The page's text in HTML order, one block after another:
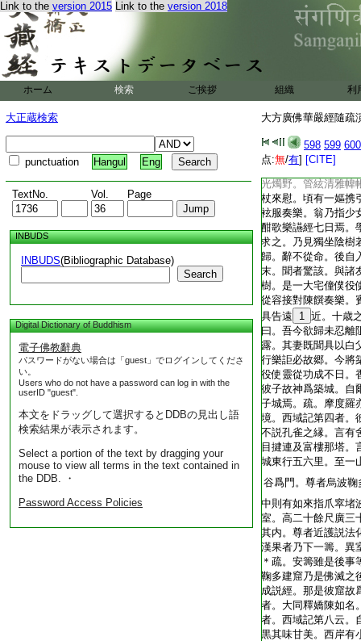
Link to the version 2015 Link to the version 2018
ホーム 検索 ご挨拶 組織 利
大正蔵検索
punctuation Hangul Eng
TextNo. Vol. Page
INBUDS
INBUDS(Bibliographic Database)
Search
Digital Dictionary of Buddhism
電子佛教辭典
パスワードがない場合は「guest」でログインしてくださ
い。
Users who do not have a password can log in with the
userID "guest".
本文をドラッグして選択するとDDBの見出し語
検索結果が表示されます。
Select a portion of the text by dragging your
mouse to view all terms in the text contained in
the DDB. ・
Password Access Policies
大方廣佛華嚴經隨疏
598 599 600
点:無/有] [CITE]
邑訛也。初有婆羅
以受業。與諸學徒
徊悵望。同儔謂曰
羈遊履影。歳月已
憂心彌劇。於是學徒
求嫂婚親。乃假立
女父母。遂坐波吒
果酌清流。陳婚姻
女父攀花枝以授書生
辭焉。書生之心欣然
止。學徒曰。前言戲
恐相殘害。書生遂
光燭野。管絃清雅幃
杖來慰。頃有一嫗携
袨服奏樂。翁乃指少
酣歌樂讌經七日焉。
求之。乃見獨坐陰樹
歸。辭不從命。後自
末。聞者驚該。與諸
樹。是一大宅僮僕役
從容接對陳饌奏樂。
具告遠
1 近。十歳
曰。吾今欲歸未忍離
露。其妻既聞具以白
行樂詎必故郷。今將
役使靈從功成不日。
彼子故神爲築城。自
子城焉。疏。摩度羅
境。西域記第四者。
不説孔雀之縁。言有
目揵連及富樓那塔。
城東行五六里。至一
谷爲門。尊者烏波鞠
中則有如來指爪窣堵
室。高二十餘尺廣三
其内。尊者近護説法
漢果者乃下一籌。異
＊疏。安籌雖是後
鞠多建窟乃是佛滅之
成説經。那是彼窟故
者。大同釋嬌陳如名
者。西域記第八云。
黒其味甘美。西岸有